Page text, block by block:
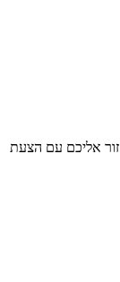
אליכם עם הצעת